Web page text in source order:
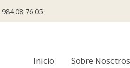
984 08 76 05
Inicio Sobre Nosotros